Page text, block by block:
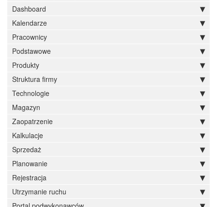
Dashboard
Kalendarze
Pracownicy
Podstawowe
Produkty
Struktura firmy
Technologie
Magazyn
Zaopatrzenie
Kalkulacje
Sprzedaż
Planowanie
Rejestracja
Utrzymanie ruchu